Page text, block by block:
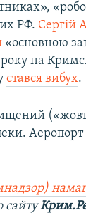
РФ. Сергій
«основною
на
стався вибух.
сайту